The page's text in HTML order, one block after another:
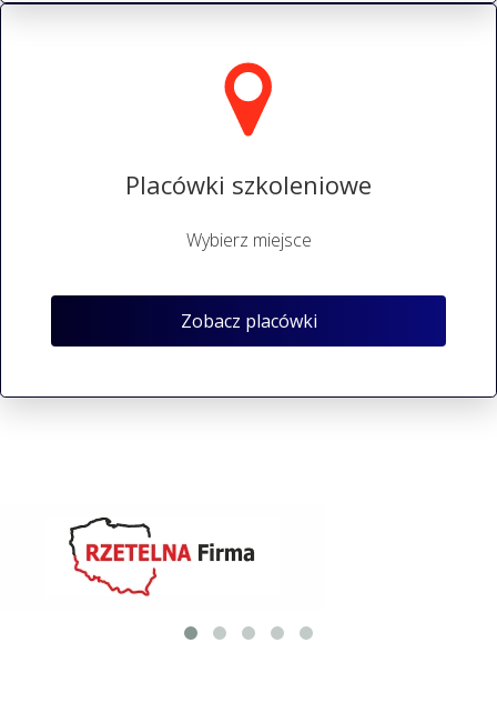
Placówki szkoleniowe
Wybierz miejsce
Zobacz placówki